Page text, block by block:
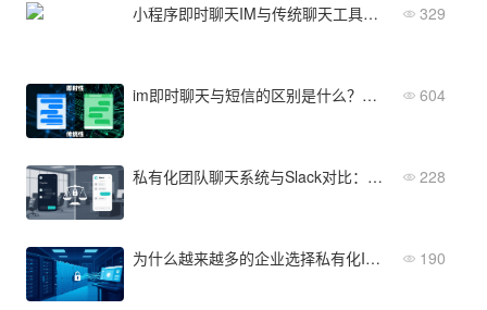
小程序即时聊天IM与传统聊天工具的区别是什么？深度对比 329
im即时聊天与短信的区别是什么？深度对比分析 604
私有化团队聊天系统与Slack对比：哪个更适合您的企业数据安全需求？ 228
为什么越来越多的企业选择私有化IM内网部署来保障通讯安全？ 190